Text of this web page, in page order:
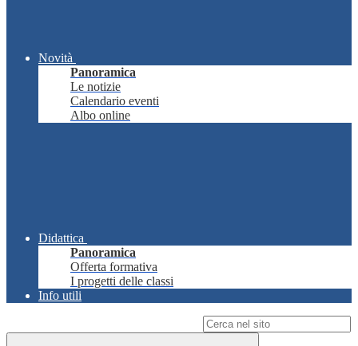
Novità
Panoramica
Le notizie
Calendario eventi
Albo online
Didattica
Panoramica
Offerta formativa
I progetti delle classi
Info utili